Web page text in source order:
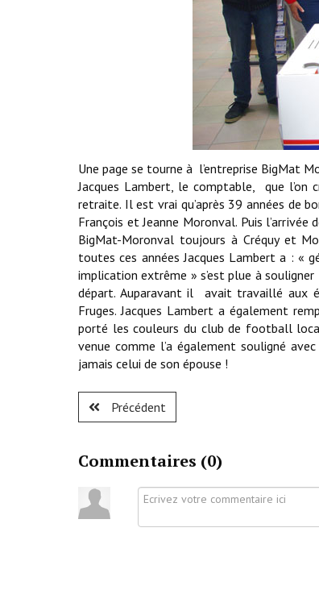
Une page se tourne à l’entreprise BigMat
Jacques Lambert, le comptable, que l’on
retraite. Il est vrai qu’après 39 années de
François et Jeanne Moronval. Puis
BigMat-Moronval toujours à Créquy et
toutes ces années Jacques Lambert a : «
implication extrême » s’est plue à
départ. Auparavant il avait travaillé aux
Fruges. Jacques Lambert a également
porté les couleurs du club de football
venue comme l’a également souligné
jamais celui de son épouse !
Précédent
Commentaires (0)